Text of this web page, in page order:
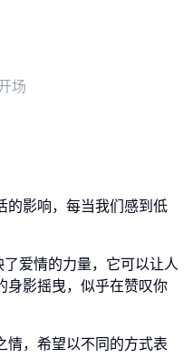
场
的影响，每当我们感到低
爱情的力量，它可以让人
身影摇曳，似乎在赞叹你
情，希望以不同的方式表